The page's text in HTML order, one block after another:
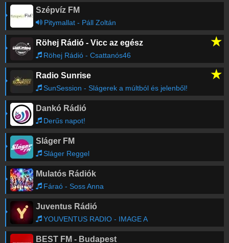
Szépvíz FM
Pitymallat - Páll Zoltán
Röhej Rádió - Vicc az egész ★
Röhej Rádió - Csattanós46
Radio Sunrise ★
SunSession - Slágerek a múltból és jelenből!
Dankó Rádió
Derűs napot!
Sláger FM
Sláger Reggel
Mulatós Rádiók
Fáraó - Soss Anna
Juventus Rádió
YOUVENTUS RADIO - IMAGE A
BEST FM - Budapest